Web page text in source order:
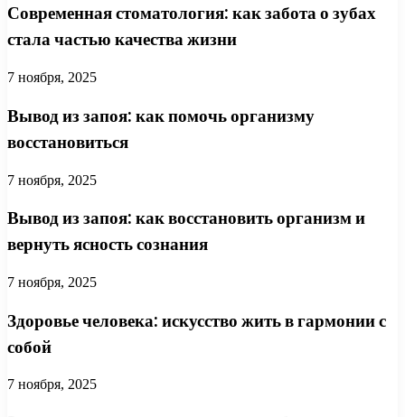
Современная стоматология: как забота о зубах
стала частью качества жизни
7 ноября, 2025
Вывод из запоя: как помочь организму
восстановиться
7 ноября, 2025
Вывод из запоя: как восстановить организм и
вернуть ясность сознания
7 ноября, 2025
Здоровье человека: искусство жить в гармонии с
собой
7 ноября, 2025